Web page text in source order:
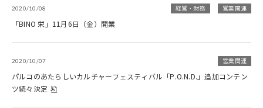
2020/10/08 経営・財務 営業関連
「BINO 栄」11月6日（金）開業
2020/10/07 営業関連
パルコのあたらしいカルチャーフェスティバル「P.O.N.D.」追加コンテン
ツ続々決定